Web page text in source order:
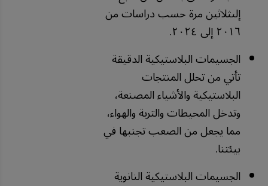
إلىثلاثين مرة حسب دراسات من
٢٠١٦ إلى ٢٠٢٤.
الجسيمات البلاستيكية الدقيقة
تأتي من تحلل المنتجات
البلاستيكية والأشياء المصنعة،
وتدخل المحيطات والتربة والهواء،
مما يجعل من الصعب تجنبها في
بيئتنا.
الجسيمات البلاستيكية النانوية